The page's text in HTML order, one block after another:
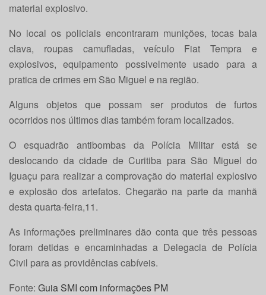
material explosivo.
No local os policiais encontraram munições, tocas bala
clava, roupas camufladas, veículo Fiat Tempra e
explosivos, equipamento possivelmente usado para a
pratica de crimes em São Miguel e na região.
Alguns objetos que possam ser produtos de furtos
ocorridos nos últimos dias também foram localizados.
O esquadrão antibombas da Polícia Militar está se
deslocando da cidade de Curitiba para São Miguel do
Iguaçu para realizar a comprovação do material explosivo
e explosão dos artefatos. Chegarão na parte da manhã
desta quarta-feira,11.
As informações preliminares dão conta que três pessoas
foram detidas e encaminhadas a Delegacia de Polícia
Civil para as providências cabíveis.
Fonte: Guia SMI com informações PM